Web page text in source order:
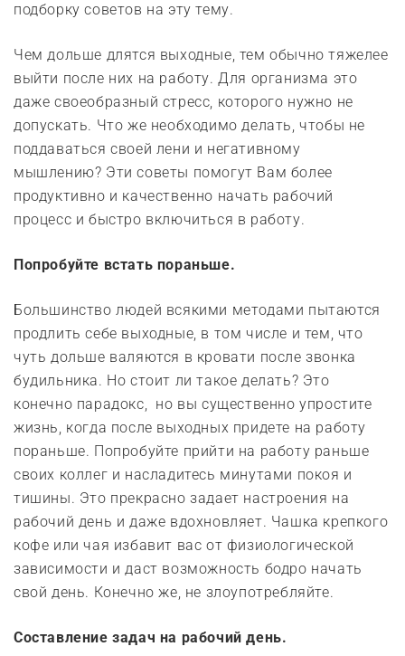
подборку советов на эту тему.
Чем дольше длятся выходные, тем обычно тяжелее
выйти после них на работу. Для организма это
даже своеобразный стресс, которого нужно не
допускать. Что же необходимо делать, чтобы не
поддаваться своей лени и негативному
мышлению? Эти советы помогут Вам более
продуктивно и качественно начать рабочий
процесс и быстро включиться в работу.
Попробуйте встать пораньше.
Большинство людей всякими методами пытаются
продлить себе выходные, в том числе и тем, что
чуть дольше валяются в кровати после звонка
будильника. Но стоит ли такое делать? Это
конечно парадокс, но вы существенно упростите
жизнь, когда после выходных придете на работу
пораньше. Попробуйте прийти на работу раньше
своих коллег и насладитесь минутами покоя и
тишины. Это прекрасно задает настроения на
рабочий день и даже вдохновляет. Чашка крепкого
кофе или чая избавит вас от физиологической
зависимости и даст возможность бодро начать
свой день. Конечно же, не злоупотребляйте.
Составление задач на рабочий день.